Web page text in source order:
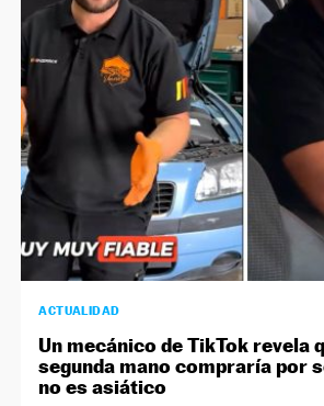
NEWSLETTER
SÍGUENOS
ACTUALIDAD
Un mecánico de TikTok revela
segunda mano compraría por
no es asiático